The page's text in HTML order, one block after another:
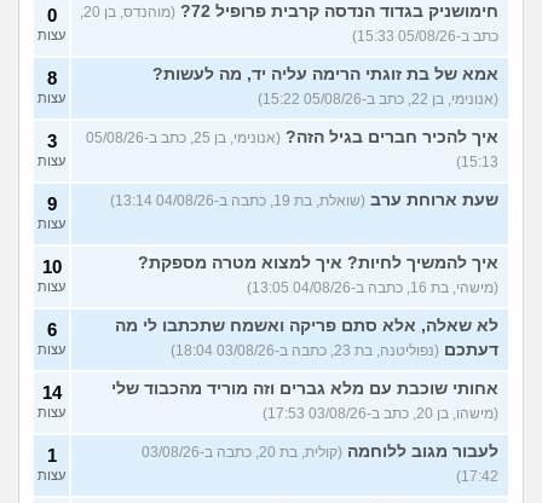
מרגישה בתחתית כלכלית,
בעבודה בהכל יש לי סיבה?
(עמית, בת 24)
18
עצות
אם אני מוריד את המשוואה של
ההשוואה בצד האם אני ואישתי
במצב טוב?
(ריי מסטיריו, בן
29)
5
עצות
שוקל למשוך כספי פנסיה
תגמולים, מה ההשלכות של
5
עצות
עוד שאלות חדשות במדור
חימושניק בגדוד הנדסה קרבית פרופיל 72?
(מוהנדס, בן 20,
כתב ב-05/08/26 15:33)
0
עצות
אמא של בת זוגתי הרימה עליה יד, מה לעשות?
(אנונימי, בן 22, כתב ב-05/08/26 15:22)
8
עצות
איך להכיר חברים בגיל הזה?
(אנונימי, בן 25, כתב ב-05/08/26
15:13)
3
עצות
שעת ארוחת ערב (שואלת, בת 19, כתבה ב-04/08/26 13:14) 9
עצות
איך להמשיך לחיות? איך למצוא מטרה מספקת?
(מישהי, בת 16, כתבה ב-04/08/26 13:05)
10
עצות
לא שאלה, אלא סתם פריקה ואשמח שתכתבו לי מה
דעתכם (נפוליטנה, בת 23, כתבה ב-03/08/26 18:04)
6
עצות
אחותי שוכבת עם מלא גברים וזה מוריד מהכבוד שלי
(מישהו, בן 20, כתב ב-03/08/26 17:53)
14
עצות
לעבור מגוב ללוחמה
(קולית, בת 20, כתבה ב-03/08/26
17:42)
1
עצות